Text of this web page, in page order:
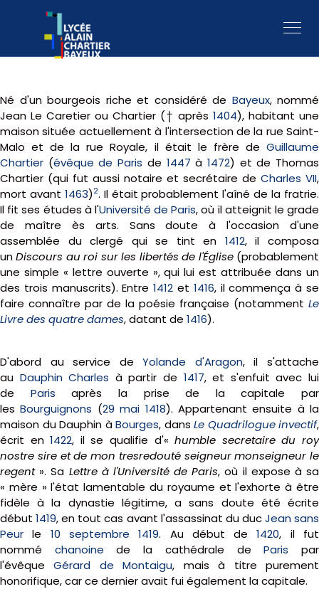
Né d'un bourgeois riche et considéré de Bayeux, nommé
Jean Le Caretier ou Chartier († après 1404), habitant une
maison située actuellement à l'intersection de la rue Saint-
Malo et de la rue Royale, il était le frère de Guillaume
Chartier (évêque de Paris de 1447 à 1472) et de Thomas
Chartier (qui fut aussi notaire et secrétaire de Charles VII,
mort avant 1463)2. Il était probablement l'aîné de la fratrie.
Il fit ses études à l'Université de Paris, où il atteignit le grade
de maître ès arts. Sans doute à l'occasion d'une
assemblée du clergé qui se tint en 1412, il composa
unDiscours au roi sur les libertés de l'Église(probablement
une simple « lettre ouverte », qui lui est attribuée dans un
des trois manuscrits). Entre1412 et 1416, il commença à se
faire connaître par de la poésie française (notamment Le
Livre des quatre dames, datant de 1416).
D'abord au service deYolande d'Aragon, il s'attache
au Dauphin Charles à partir de 1417, et s'enfuit avec lui
de Paris après la prise de la capitale par
lesBourguignons (29 mai 1418). Appartenant ensuite à la
maison du Dauphin àBourges, dans Le Quadrilogue invectif,
écrit en1422, il se qualifie d'«humble secretaire du roy
nostre sire et de mon tresredouté seigneur monseigneur le
regent». Sa Lettre à l'Université de Paris, où il expose à sa
« mère » l'état lamentable du royaume et l'exhorte à être
fidèle à la dynastie légitime, a sans doute été écrite
début1419, en tout cas avant l'assassinat du ducJean sans
Peur le 10 septembre 1419. Au début de1420, il fut
nommé chanoine de la cathédrale deParis par
l'évêqueGérard de Montaigu, mais à titre purement
honorifique, car ce dernier avait fui également la capitale.